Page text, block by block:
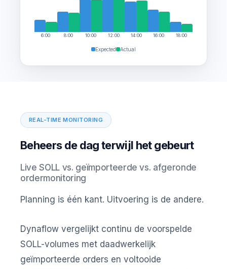
6:00 8:00 10:00 12:00 14:00 16:00 18:00
Expected Actual
REAL-TIME MONITORING
Beheers de dag terwijl het gebeurt
Live SOLL vs. geïmporteerde vs. afgeronde
ordermonitoring
Planning is één kant. Uitvoering is de andere.
Dynaflow vergelijkt continu de voorspelde
SOLL-volumes met daadwerkelijk
geïmporteerde orders en voltooide